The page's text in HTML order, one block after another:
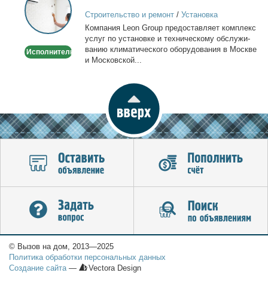
кондиционеров
в
Москве
Исполнитель
Строительство и ремонт/ Установка
кондиционеров
Ком­па­ния Leon Group предо­став­ля­ет ком­плекс
услуг по уста­нов­ке и тех­ни­че­ско­му об­слу­жи­
ва­нию кли­ма­ти­че­ско­го обо­ру­до­ва­ния в Москве
и Мос­ков­ской...
© Вызов на дом, 2013—2025
Политика обработки персональных данных
Создание сайта— Vectora Design